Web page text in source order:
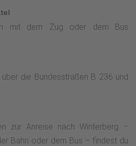
mit dem Zug oder dem Bus
die Bundesstraßen B 236 und
zur Anreise nach Winterberg –
Bahn oder dem Bus – findest du